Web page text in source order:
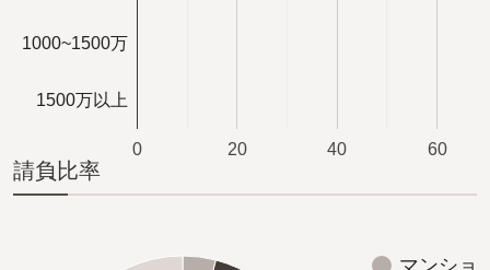
0 20 40 60
1000~1500万
1500万以上
請負比率